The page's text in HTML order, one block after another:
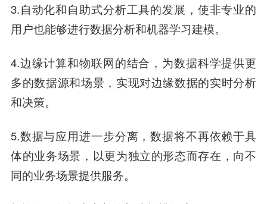
3.自动化和自助式分析工具的发展，使非专业的
用户也能够进行数据分析和机器学习建模。
4.边缘计算和物联网的结合，为数据科学提供更
多的数据源和场景，实现对边缘数据的实时分析
和决策。
5.数据与应用进一步分离，数据将不再依赖于具
体的业务场景，以更为独立的形态而存在，向不
同的业务场景提供服务。